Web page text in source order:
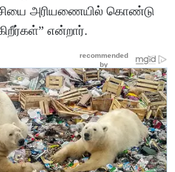
அரியணையில் கொண்டு
என்றார்.